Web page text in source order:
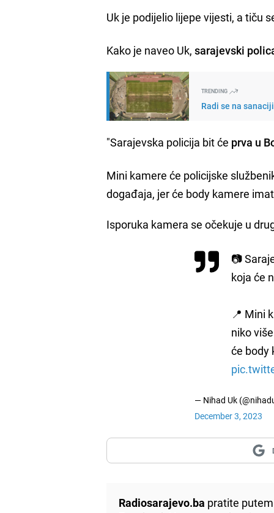
Uk je podijelio lijepe vijesti, a tiču
Kako je naveo Uk,sarajevski
TRENDING
Radi se na
"Sarajevska policija bit će prva u
Mini kamere će policijske
događaja, jer će body kamere
Isporuka kamera se očekuje u
📷
koja će
📍️ Mini
niko
će body
— Nihad Uk
December 3, 2023
Radiosarajevo.ba pratite